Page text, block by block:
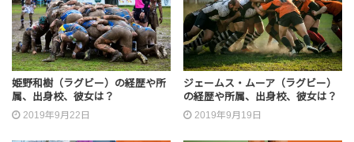
姫野和樹（ラグビー）の経歴や所
属、出身校、彼女は？
2019年9月22日
ジェームス・ムーア（ラグビー）
の経歴や所属、出身校、彼女は？
2019年9月19日